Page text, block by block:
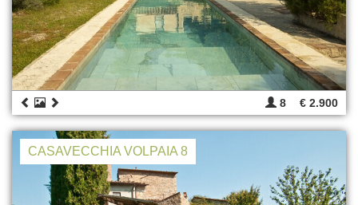
8 € 2.900
CASAVECCHIA VOLPAIA 8